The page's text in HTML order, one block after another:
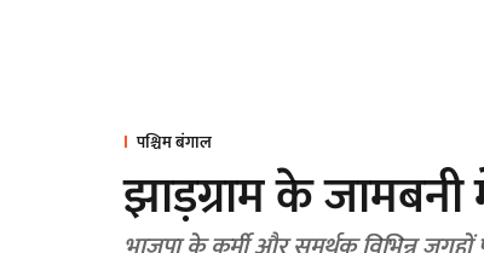
पश्चिम बंगाल
झाड़ग्राम के